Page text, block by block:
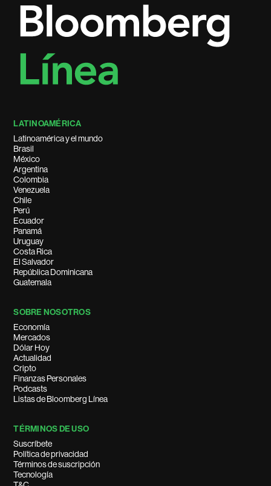
LATINOAMÉRICA
Latinoamérica y el mundo
Brasil
México
Argentina
Colombia
Venezuela
Chile
Perú
Ecuador
Panamá
Uruguay
Costa Rica
El Salvador
República Dominicana
Guatemala
SOBRE NOSOTROS
Economía
Mercados
Dólar Hoy
Actualidad
Cripto
Finanzas Personales
Podcasts
Listas de Bloomberg Línea
TÉRMINOS DE USO
Suscríbete
Política de privacidad
Términos de suscripción
Tecnología